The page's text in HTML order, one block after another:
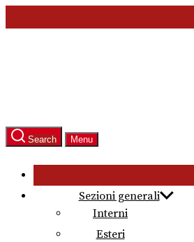
to
Search Menu
Sezioni generali
Interni
Esteri